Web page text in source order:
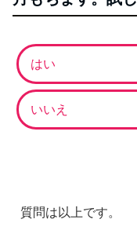
はい
いいえ
質問は以上です。